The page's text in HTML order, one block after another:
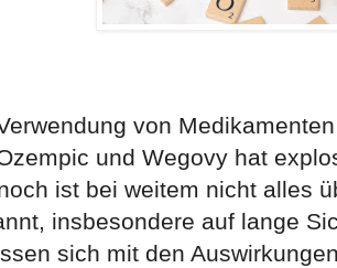
von
und Wegovy hat
ist bei weitem nicht alles
insbesondere auf lange
sich mit den